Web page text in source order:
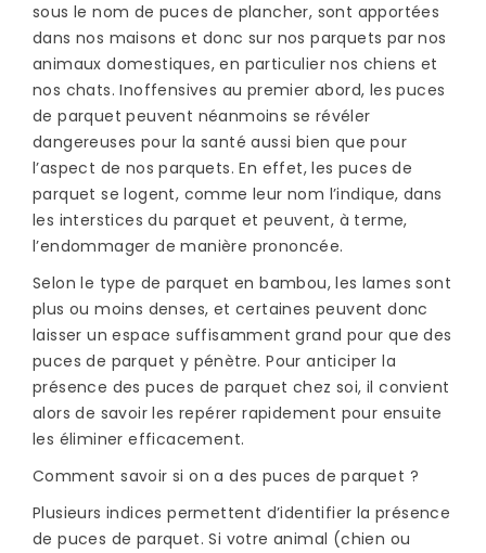
sous le nom de puces de plancher, sont apportées
dans nos maisons et donc sur nos parquets par nos
animaux domestiques, en particulier nos chiens et
nos chats. Inoffensives au premier abord, les puces
de parquet peuvent néanmoins se révéler
dangereuses pour la santé aussi bien que pour
l’aspect de nos parquets. En effet, les puces de
parquet se logent, comme leur nom l’indique, dans
les interstices du parquet et peuvent, à terme,
l’endommager de manière prononcée.
Selon le type de parquet en bambou, les lames sont
plus ou moins denses, et certaines peuvent donc
laisser un espace suffisamment grand pour que des
puces de parquet y pénètre. Pour anticiper la
présence des puces de parquet chez soi, il convient
alors de savoir les repérer rapidement pour ensuite
les éliminer efficacement.
Comment savoir si on a des puces de parquet ?
Plusieurs indices permettent d’identifier la présence
de puces de parquet. Si votre animal (chien ou